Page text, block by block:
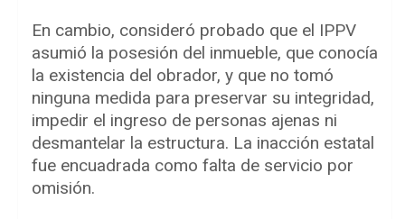
En cambio, consideró probado que el IPPV
asumió la posesión del inmueble, que conocía
la existencia del obrador, y que no tomó
ninguna medida para preservar su integridad,
impedir el ingreso de personas ajenas ni
desmantelar la estructura. La inacción estatal
fue encuadrada como falta de servicio por
omisión.